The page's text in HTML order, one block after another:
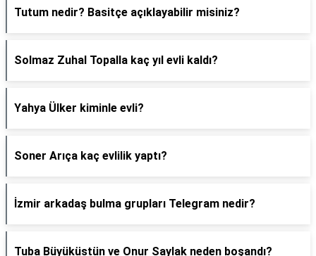
Tutum nedir? Basitçe açıklayabilir misiniz?
Solmaz Zuhal Topalla kaç yıl evli kaldı?
Yahya Ülker kiminle evli?
Soner Arıça kaç evlilik yaptı?
İzmir arkadaş bulma grupları Telegram nedir?
Tuba Büyüküstün ve Onur Saylak neden boşandı?